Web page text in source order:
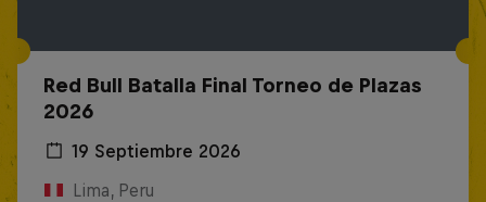
Red Bull Batalla Final Torneo de Plazas
2026
19 Septiembre 2026
Lima, Peru